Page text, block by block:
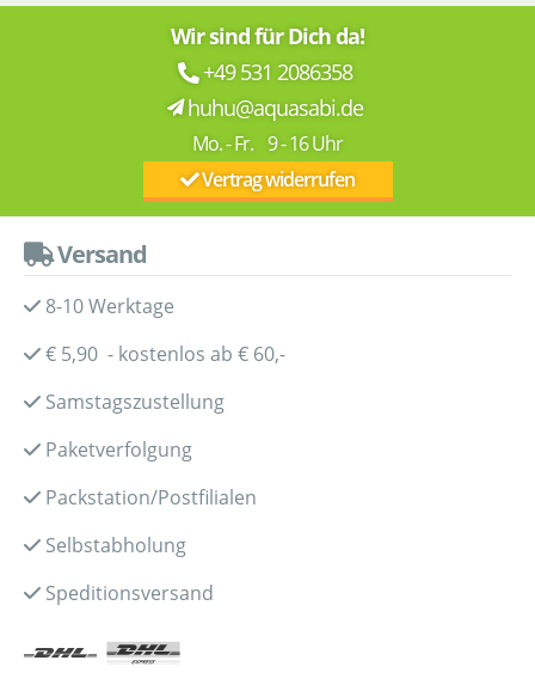
Wir sind für Dich da!
+49 531 2086358
huhu@aquasabi.de
Mo. - Fr. 9 - 16 Uhr
Vertrag widerrufen
Versand
8-10 Werktage
€ 5,90 - kostenlos ab € 60,-
Samstagszustellung
Paketverfolgung
Packstation/Postfilialen
Selbstabholung
Speditionsversand